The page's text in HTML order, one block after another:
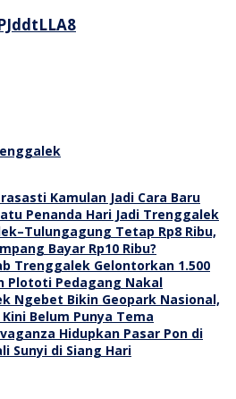
Kamulan Jadi Cara Baru
Penanda Hari Jadi Trenggalek
Tetap Rp8 Ribu,
Bayar Rp10 Ribu?
Trenggalek Gelontorkan 1.500
Plototi Pedagang Nakal
Ngebet Bikin Geopark Nasional,
Belum Punya Tema
Hidupkan Pasar Pon di
Sunyi di Siang Hari